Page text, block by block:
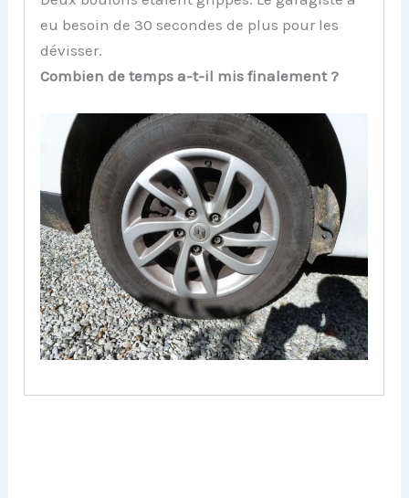
eu besoin de 30 secondes de plus pour les
dévisser.
Combien de temps a-t-il mis finalement ?